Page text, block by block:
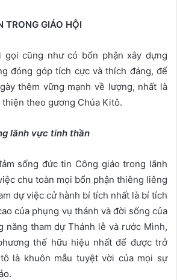
TRONG GIÁO HỘI
gọi cũng như có bổn phận xây dựng
đóng góp tích cực và thích đáng, để
thêm vững mạnh về lượng, nhất là
theo gương Chúa Kitô.
lãnh vực tinh thần
sống đức tin Công giáo trong lãnh
chu toàn mọi bổn phận thiêng liêng
dự việc cử hành bí tích nhất là bí tích
của phụng vụ thánh và đời sống của
năng tham dự Thánh lễ và rước Mình,
thế hữu hiệu nhất để được trở
là khuôn mẫu tuyệt vời của mọi sự